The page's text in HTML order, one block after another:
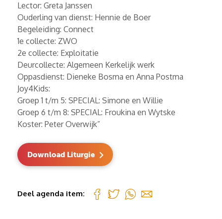
Lector: Greta Janssen
Ouderling van dienst: Hennie de Boer
Begeleiding: Connect
1e collecte: ZWO
2e collecte: Exploitatie
Deurcollecte: Algemeen Kerkelijk werk
Oppasdienst: Dieneke Bosma en Anna Postma
Joy4Kids:
Groep 1 t/m 5: SPECIAL: Simone en Willie
Groep 6 t/m 8: SPECIAL: Froukina en Wytske
Koster: Peter Overwijk”
Download Liturgie
Deel agenda item: